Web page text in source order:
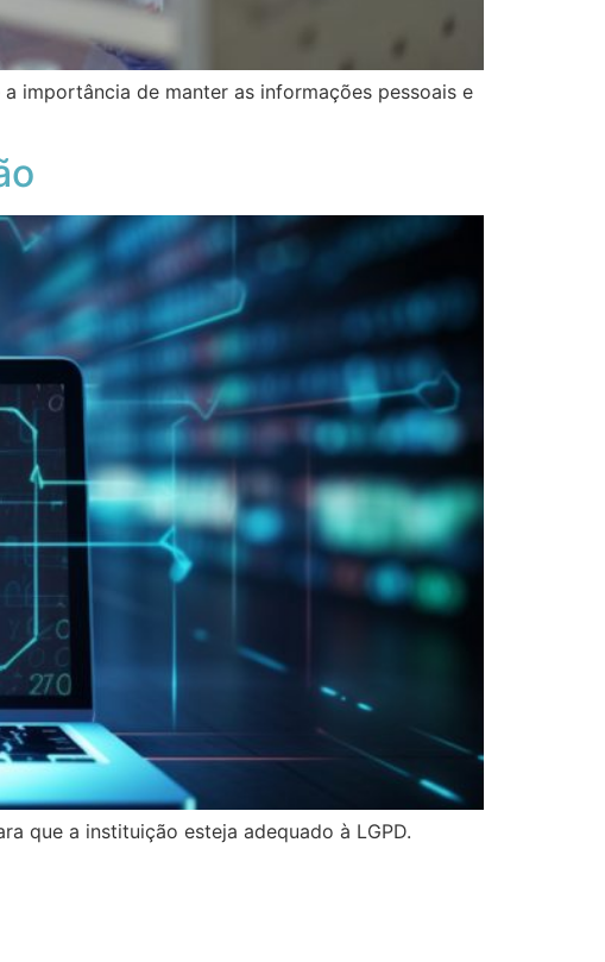
importância de manter as informações pessoais e
que a instituição esteja adequado à LGPD.